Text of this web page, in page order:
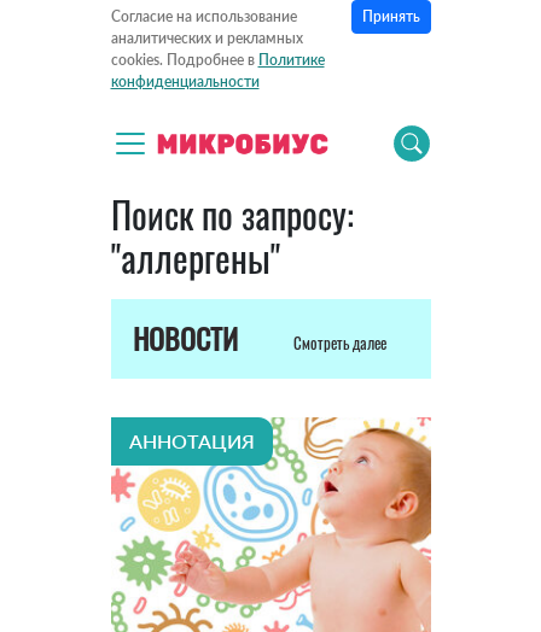
Согласие на использование
аналитических и рекламных
cookies. Подробнее в Политике
конфиденциальности
Принять
Поиск по запросу:
"аллергены"
НОВОСТИ Смотреть далее
АННОТАЦИЯ